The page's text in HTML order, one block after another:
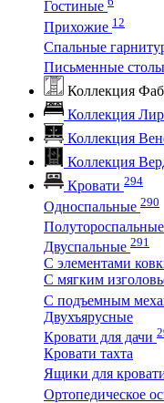
Гостиные
Прихожие 12
Спальные
Письменные столы
Коллекция
Коллекция
Коллекция
Коллекция
Кровати 294
Односпальные 290
Полутороспальные
Двуспальные 291
С элементами
С мягким
С подъемным
Двухъярусные
Кровати для дачи
Кровати тахта
Ящики для
Ортопедическое